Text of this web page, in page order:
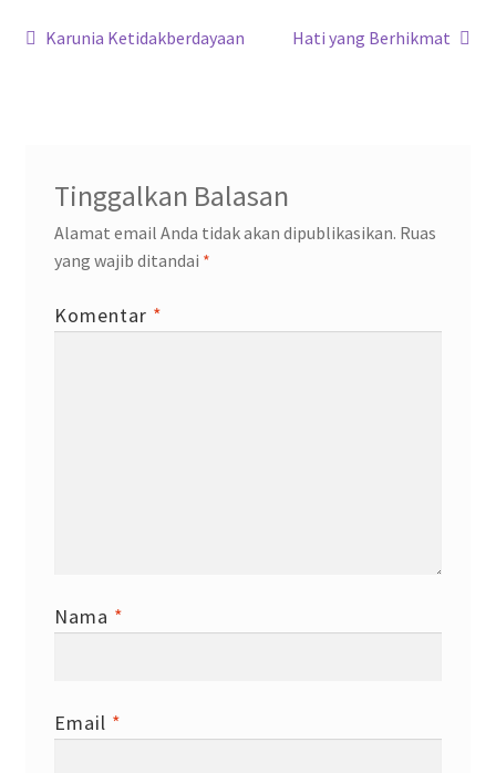
k
p
Navigasi
Previous
Karunia Ketidakberdayaan
Next
Hati yang Berhikmat
Tinggalkan Balasan
Alamat email Anda tidak akan dipublikasikan. Ruas
yang wajib ditandai *
Komentar *
Nama *
Email *